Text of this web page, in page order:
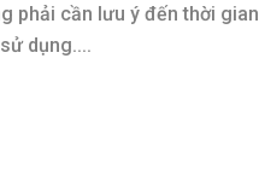
phải cần lưu ý đến thời gian
dụng....